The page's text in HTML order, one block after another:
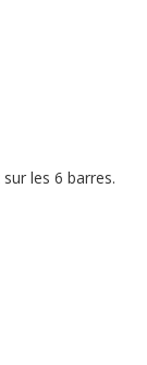
les 6 barres.